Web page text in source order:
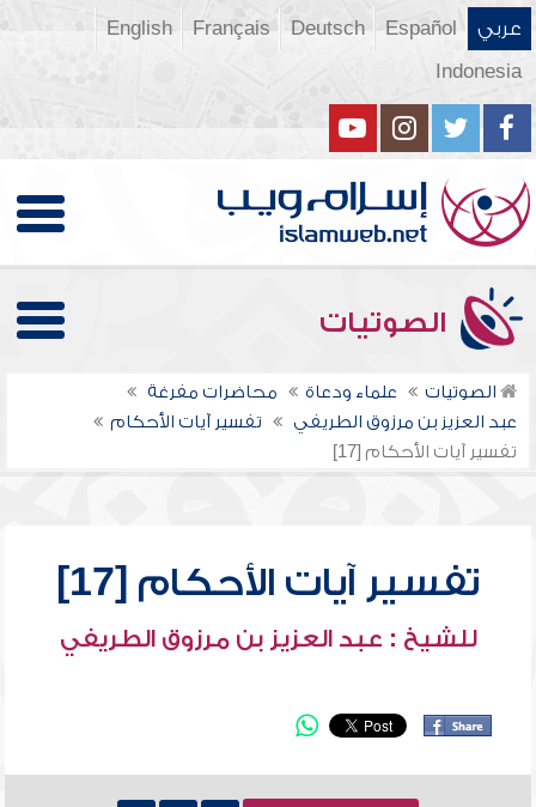
عربي Español
Deutsch
Français
English
Indonesia
الصوتيات
الصوتيات علماء ودعاة
محاضرات مفرغة
عبد العزيز بن مرزوق الطريفي
تفسير آيات الأحكام
تفسير آيات الأحكام [17]
تفسير آيات الأحكام [17]
للشيخ : عبد العزيز بن مرزوق الطريفي